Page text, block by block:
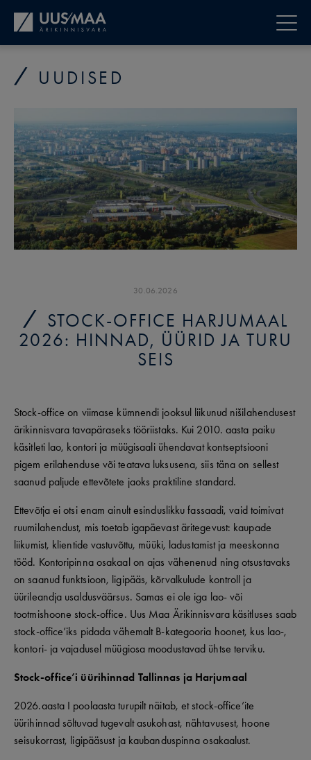
UUDISED
30.06.2026
STOCK-OFFICE HARJUMAAL
2026: HINNAD, ÜÜRID JA TURU
SEIS
Stock-office on viimase kümnendi jooksul liikunud nišilahendusest
ärikinnisvara tavapäraseks tööriistaks. Kui 2010. aasta paiku
käsitleti lao, kontori ja müügisaali ühendavat kontseptsiooni
pigem erilahenduse või teatava luksusena, siis täna on sellest
saanud paljude ettevõtete jaoks praktiline standard.
Ettevõtja ei otsi enam ainult esinduslikku fassaadi, vaid toimivat
ruumilahendust, mis toetab igapäevast äritegevust: kaupade
liikumist, klientide vastuvõttu, müüki, ladustamist ja meeskonna
tööd. Kontoripinna osakaal on ajas vähenenud ning otsustavaks
on saanud funktsioon, ligipääs, kõrvalkulude kontroll ja
üürileandja usaldusväärsus. Samas ei ole iga lao- või
tootmishoone stock-office. Uus Maa Ärikinnisvara käsitluses saab
stock-office’iks pidada vähemalt B-kategooria hoonet, kus lao-,
kontori- ja vajadusel müügiosa moodustavad ühtse terviku.
Stock-office’i üürihinnad Tallinnas ja Harjumaal
2026.aasta I poolaasta turupilt näitab, et stock-office’ite
üürihinnad sõltuvad tugevalt asukohast, nähtavusest, hoone
seisukorrast, ligipääsust ja kaubanduspinna osakaalust.